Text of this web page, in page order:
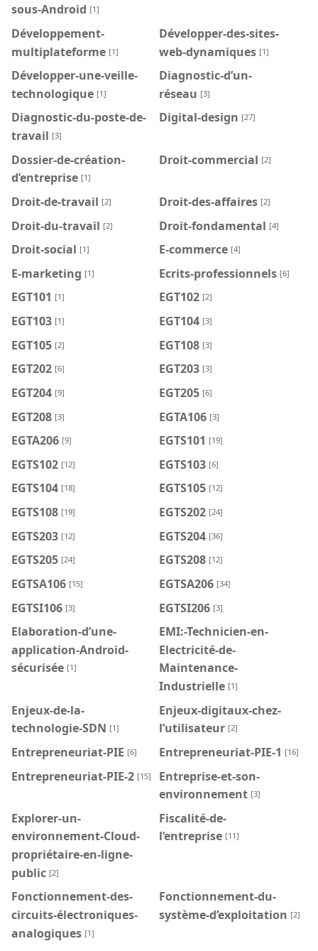
sous-Android [1]
Développement-
multiplateforme [1]
Développer-des-sites-
web-dynamiques [1]
Développer-une-veille-
technologique [1]
Diagnostic-d’un-
réseau [3]
Diagnostic-du-poste-de-
travail [3]
Digital-design [27]
Dossier-de-création-
d’entreprise [1]
Droit-commercial [2]
Droit-de-travail [2] Droit-des-affaires [2]
Droit-du-travail [2] Droit-fondamental [4]
Droit-social [1] E-commerce [4]
E-marketing [1] Ecrits-professionnels [6]
EGT101 [1] EGT102 [2]
EGT103 [1] EGT104 [3]
EGT105 [2] EGT108 [3]
EGT202 [6] EGT203 [3]
EGT204 [9] EGT205 [6]
EGT208 [3] EGTA106 [3]
EGTA206 [9] EGTS101 [19]
EGTS102 [12] EGTS103 [6]
EGTS104 [18] EGTS105 [12]
EGTS108 [19] EGTS202 [24]
EGTS203 [12] EGTS204 [36]
EGTS205 [24] EGTS208 [12]
EGTSA106 [15] EGTSA206 [34]
EGTSI106 [3] EGTSI206 [3]
Elaboration-d’une-
application-Android-
sécurisée [1]
EMI:-Technicien-en-
Electricité-de-
Maintenance-
Industrielle [1]
Enjeux-de-la-
technologie-SDN [1]
Enjeux-digitaux-chez-
l’utilisateur [2]
Entrepreneuriat-PIE [6] Entrepreneuriat-PIE-1 [16]
Entrepreneuriat-PIE-2 [15]
Entreprise-et-son-
environnement [3]
Explorer-un-
environnement-Cloud-
propriétaire-en-ligne-
public [2]
Fiscalité-de-
l’entreprise [11]
Fonctionnement-des-
circuits-électroniques-
analogiques [1]
Fonctionnement-du-
système-d’exploitation [2]